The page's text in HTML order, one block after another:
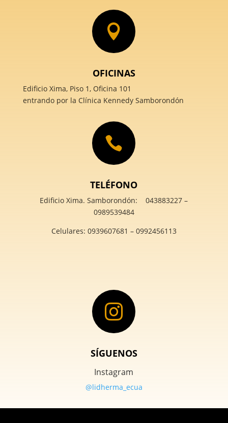

OFICINAS
Edificio Xima, Piso 1, Oficina 101
entrando por la Clínica Kennedy Samborondón

TELÉFONO
Edificio Xima. Samborondón: 043883227 –
0989539484
Celulares: 0939607681 – 0992456113

SÍGUENOS
Instagram
@lidherma_ecua